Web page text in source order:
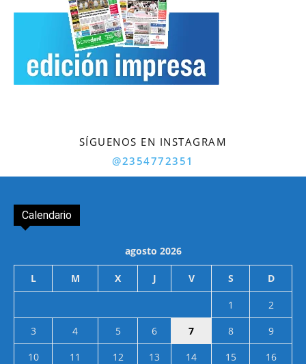
SÍGUENOS EN INSTAGRAM
@2354772351
Calendario
agosto 2026
L M X J V S D
1
2
3
4 5 6 7 8
9
10
11 12 13 14 15
16